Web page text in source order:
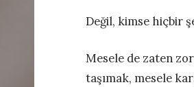
Değil, kimse hiçbir
Mesele de zaten
taşımak, mesele